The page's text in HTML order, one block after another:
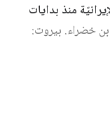
منذ بدايات
خضراء. بيروت: